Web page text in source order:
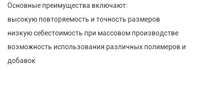
Основные преимущества включают:
высокую повторяемость и точность размеров
низкую себестоимость при массовом производстве
возможность использования различных полимеров и
добавок